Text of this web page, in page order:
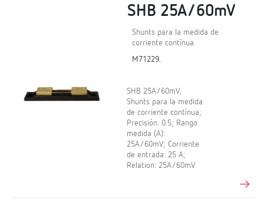
SHB 25A/60mV
Shunts para la medida de
corriente contínua
M71229.
SHB 25A/60mV,
Shunts para la medida
de corriente contínua;
Precisión: 0.5; Rango
medida (A):
25A/60mV; Corriente
de entrada: 25 A;
Relation: 25A/60mV